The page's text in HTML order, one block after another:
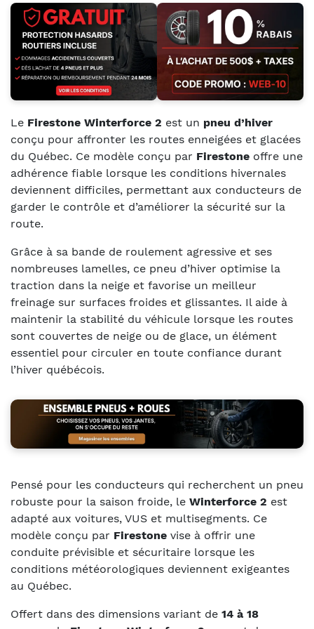
Le Firestone Winterforce 2 est un pneu d’hiver
conçu pour affronter les routes enneigées et glacées
du Québec. Ce modèle conçu par Firestone offre une
adhérence fiable lorsque les conditions hivernales
deviennent difficiles, permettant aux conducteurs de
garder le contrôle et d’améliorer la sécurité sur la
route.
Grâce à sa bande de roulement agressive et ses
nombreuses lamelles, ce pneu d’hiver optimise la
traction dans la neige et favorise un meilleur
freinage sur surfaces froides et glissantes. Il aide à
maintenir la stabilité du véhicule lorsque les routes
sont couvertes de neige ou de glace, un élément
essentiel pour circuler en toute confiance durant
l’hiver québécois.
Pensé pour les conducteurs qui recherchent un pneu
robuste pour la saison froide, le Winterforce 2 est
adapté aux voitures, VUS et multisegments. Ce
modèle conçu par Firestone vise à offrir une
conduite prévisible et sécuritaire lorsque les
conditions météorologiques deviennent exigeantes
au Québec.
Offert dans des dimensions variant de 14 à 18